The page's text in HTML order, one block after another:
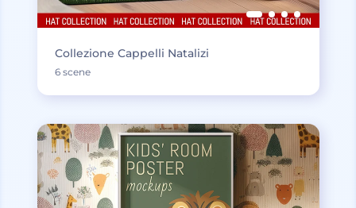
Collezione Cappelli Natalizi
6 scene